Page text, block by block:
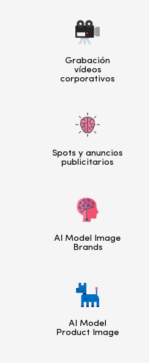
Grabación
vídeos
corporativos
Spots y anuncios
publicitarios
AI Model Image
Brands
AI Model
Product Image